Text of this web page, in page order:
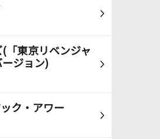
「東京リベンジャ
ージョン)
ク・アワー